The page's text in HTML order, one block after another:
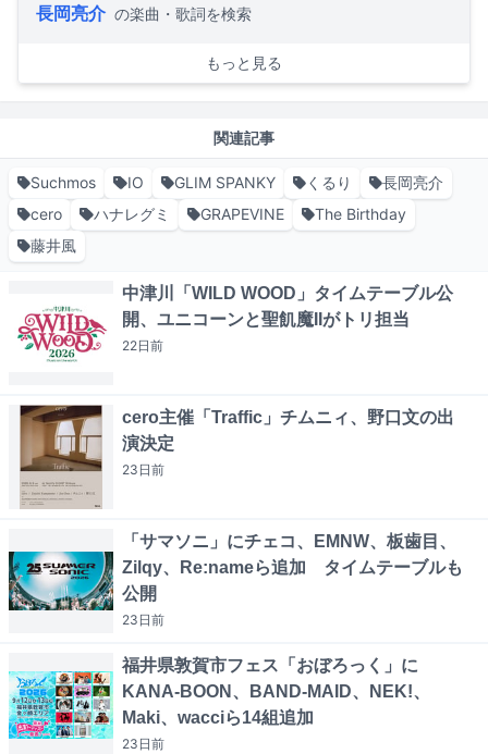
長岡亮介 の楽曲・歌詞を検索
もっと見る
関連記事
Suchmos IO GLIM SPANKY くるり
長岡亮介
cero
ハナレグミ GRAPEVINE
The Birthday
藤井風
中津川「WILD WOOD」タイムテーブル公
開、ユニコーンと聖飢魔IIがトリ担当
22日前
cero主催「Traffic」チムニィ、野口文の出
演決定
23日前
「サマソニ」にチェコ、EMNW、板歯目、
Zilqy、Re:nameら追加 タイムテーブルも
公開
23日前
福井県敦賀市フェス「おぼろっく」に
KANA-BOON、BAND-MAID、NEK!、
Maki、wacciら14組追加
23日前